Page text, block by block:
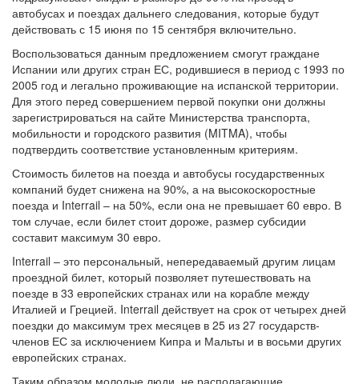
автобусах и поездах дальнего следования, которые будут
действовать с 15 июня по 15 сентября включительно.
Воспользоваться данным предложением смогут граждане
Испании или других стран ЕС, родившиеся в период с 1993 по
2005 год и легально проживающие на испанской территории.
Для этого перед совершением первой покупки они должны
зарегистрироваться на сайте Министерства транспорта,
мобильности и городского развития (MITMA), чтобы
подтвердить соответствие установленным критериям.
Стоимость билетов на поезда и автобусы государственных
компаний будет снижена на 90%, а на высокоскоростные
поезда и Interrail – на 50%, если она не превышает 60 евро. В
том случае, если билет стоит дороже, размер субсидии
составит максимум 30 евро.
Interrail – это персональный, непередаваемый другим лицам
проездной билет, который позволяет путешествовать на
поезде в 33 европейских странах или на корабле между
Италией и Грецией. Interrail действует на срок от четырех дней
поездки до максимум трех месяцев в 25 из 27 государств-
членов ЕС за исключением Кипра и Мальты и в восьми других
европейских странах.